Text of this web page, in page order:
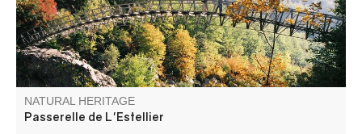
NATURAL HERITAGE
Passerelle de L'Estellier